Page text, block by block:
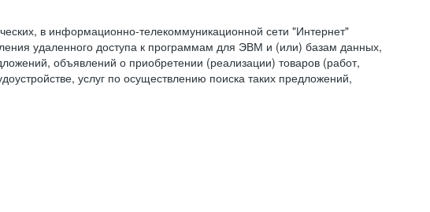
в информационно-телекоммуникационной сети "Интернет"
удаленного доступа к программам для ЭВМ и (или) базам данных,
объявлений о приобретении (реализации) товаров (работ,
услуг по осуществлению поиска таких предложений,